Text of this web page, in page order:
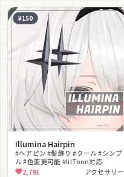
¥150
Illumina Hairpin
#ヘアピン #髪飾り #クール #シンプ
ル #色変更可能 #lilToon対応
2,791 アクセサリー